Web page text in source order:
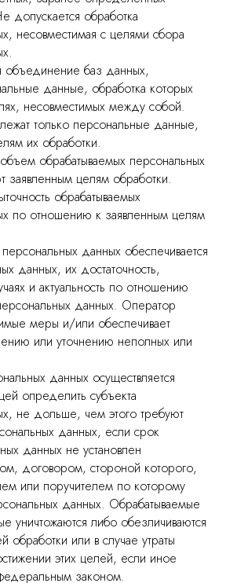
допускается обработка
несовместимая с целями сбора
объединение баз данных,
данные, обработка которых
несовместимых между собой.
только персональные данные,
их обработки.
обрабатываемых персональных
заявленным целям обработки.
обрабатываемых
по отношению к заявленным целям
данных обеспечивается
данных, их достаточность,
и актуальность по отношению
данных. Оператор
меры и/или обеспечивает
или уточнению неполных или
данных осуществляется
определить субъекта
не дольше, чем этого требуют
данных, если срок
данных не установлен
договором, стороной которого,
или поручителем по которому
данных. Обрабатываемые
уничтожаются либо обезличиваются
обработки или в случае утраты
этих целей, если иное
законом.